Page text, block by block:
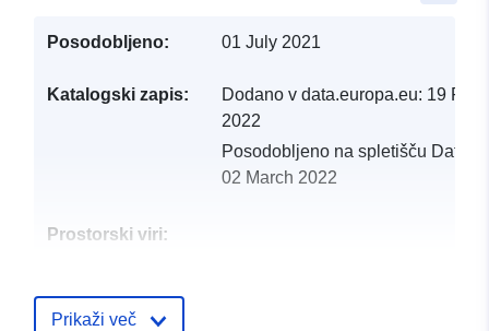
Posodobljeno: 01 July 2021
Katalogski zapis: Dodano v data.europa.eu: 19
2022
Posodobljeno na spletišču
02 March 2022
Prostorski viri:
Prikaži več